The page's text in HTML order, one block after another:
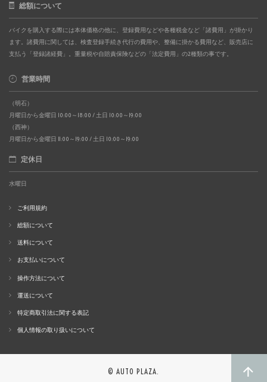
総額について
バイクを購入する際には本体価格の他に、登録費用などや各種税金など「諸費用」が掛かり
ます。諸費用に関しては、検査登録手続き代行の費用や、整備に掛かる費用など、販売店に
支払う「登録諸経費」。重量税や自賠責保険などの「法定費用」の2種類の事です。
営業時間
（明石）
月曜日から金曜日 10:00～18:00 / 土日 10:00～19:00
（西神）
月曜日から金曜日 11:00～19:00 / 土日 10:00～19:00
定休日
水曜日
ご利用規約
総額について
送料について
お支払いについて
操作方法について
運送について
特定商取引法に関する表記
個人情報の取り扱いについて
© AUTO PLAZA.